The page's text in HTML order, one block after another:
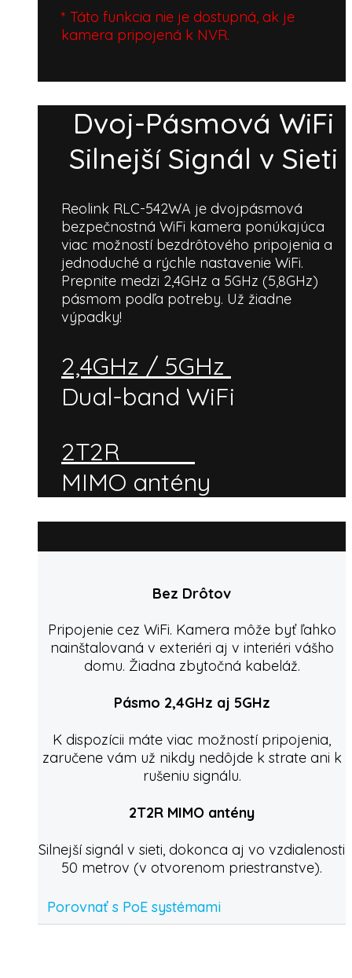
* Táto funkcia nie je dostupná, ak je
kamera pripojená k NVR.
Dvoj-Pásmová WiFi
Silnejší Signál v Sieti
Reolink RLC-542WA je dvojpásmová
bezpečnostná WiFi kamera ponúkajúca
viac možností bezdrôtového pripojenia a
jednoduché a rýchle nastavenie WiFi.
Prepnite medzi 2,4GHz a 5GHz (5,8GHz)
pásmom podľa potreby. Už žiadne
výpadky!
2,4GHz / 5GHz
Dual-band WiFi
2T2R
MIMO antény
Bez Drôtov
Pripojenie cez WiFi. Kamera môže byť ľahko
nainštalovaná v exteriéri aj v interiéri vášho
domu. Žiadna zbytočná kabeláž.
Pásmo 2,4GHz aj 5GHz
K dispozícii máte viac možností pripojenia,
zaručene vám už nikdy nedôjde k strate ani k
rušeniu signálu.
2T2R MIMO antény
Silnejší signál v sieti, dokonca aj vo vzdialenosti
50 metrov (v otvorenom priestranstve).
Porovnať s PoE systémami